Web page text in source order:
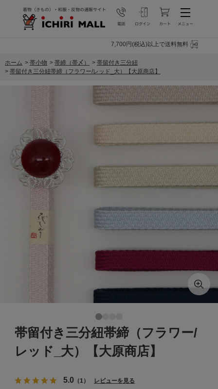
7,700円(税込)以上で送料無料
ホーム > 帯小物 > 帯締（帯〆） > 帯留付き三分紐
> 帯留付き三分紐帯締（フラワー/レッド_大）【大原商店】
帯留付き三分紐帯締（フラワー/
レッド_大）【大原商店】
5.0 （1） レビューを見る